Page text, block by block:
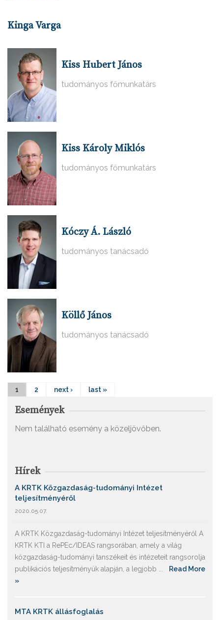
Kinga Varga
Kiss Hubert János
tudományos főmunkatárs
Kiss Károly Miklós
tudományos főmunkatárs
Kóczy Á. László
tudományos tanácsadó
Köllő János
tudományos tanácsadó
1 2 next › last »
Események
Nem található esemény a közeljövőben.
Hírek
A KRTK Közgazdaság-tudományi Intézet
teljesítményéről
2020.05.07.
A KRTK Közgazdaság-tudományi Intézet teljesítményéről A
KRTK KTI a RePEc/IDEAS rangsorában, amely a világ
közgazdaság-tudományi tanszékeit és intézeteit rangsorolja
publikációs teljesítményük alapján, a legjobb ... Read More
»
MTA KRTK állásfoglalás